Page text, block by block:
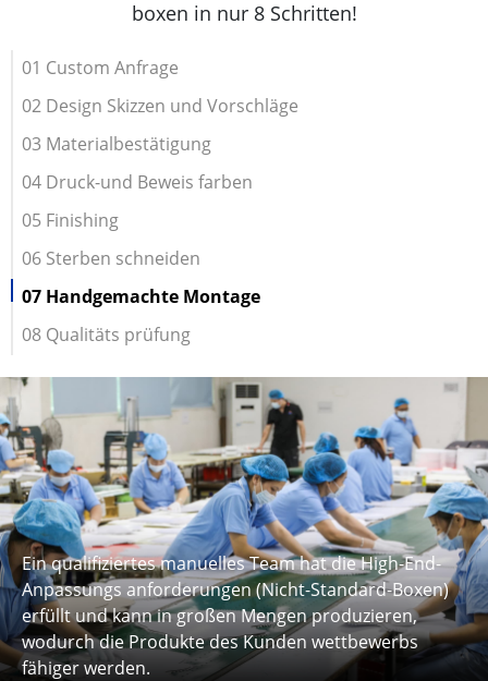
boxen in nur 8 Schritten!
01 Custom Anfrage
02 Design Skizzen und Vorschläge
03 Materialbestätigung
04 Druck-und Beweis farben
05 Finishing
06 Sterben schneiden
07 Handgemachte Montage
08 Qualitäts prüfung
Ein qualifiziertes manuelles Team hat die High-End-
Anpassungs anforderungen (Nicht-Standard-Boxen)
erfüllt und kann in großen Mengen produzieren,
wodurch die Produkte des Kunden wettbewerbs
fähiger werden.